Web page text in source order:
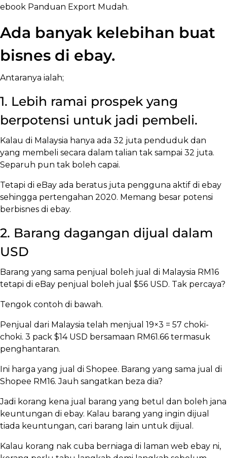
ebook Panduan Export Mudah.
Ada banyak kelebihan buat
bisnes di ebay.
Antaranya ialah;
1. Lebih ramai prospek yang
berpotensi untuk jadi pembeli.
Kalau di Malaysia hanya ada 32 juta penduduk dan
yang membeli secara dalam talian tak sampai 32 juta.
Separuh pun tak boleh capai.
Tetapi di eBay ada beratus juta pengguna aktif di ebay
sehingga pertengahan 2020. Memang besar potensi
berbisnes di ebay.
2. Barang dagangan dijual dalam
USD
Barang yang sama penjual boleh jual di Malaysia RM16
tetapi di eBay penjual boleh jual $56 USD. Tak percaya?
Tengok contoh di bawah.
Penjual dari Malaysia telah menjual 19×3 = 57 choki-
choki. 3 pack $14 USD bersamaan RM61.66 termasuk
penghantaran.
Ini harga yang jual di Shopee. Barang yang sama jual di
Shopee RM16. Jauh sangatkan beza dia?
Jadi korang kena jual barang yang betul dan boleh jana
keuntungan di ebay. Kalau barang yang ingin dijual
tiada keuntungan, cari barang lain untuk dijual.
Kalau korang nak cuba berniaga di laman web ebay ni,